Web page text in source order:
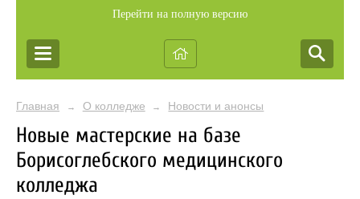
Перейти на полную версию
Главная → О колледже → Новости и анонсы
Новые мастерские на базе
Борисоглебского медицинского
колледжа